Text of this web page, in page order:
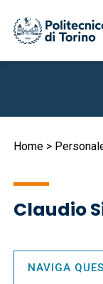
principale
Briciole
Home
Claudio
NAVIGA